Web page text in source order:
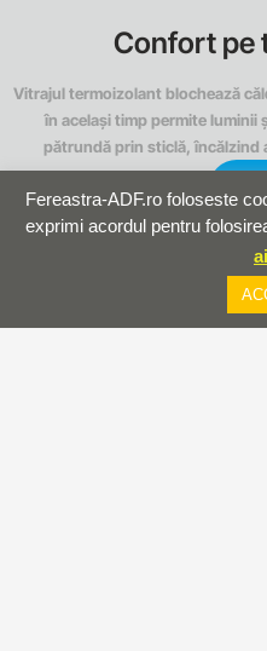
Confort pe
Vitrajul termoizolant blochează
în același timp permite luminii
pătrundă prin sticlă, încălzind
Fereastra-ADF.ro foloseste
exprimi acordul pentru